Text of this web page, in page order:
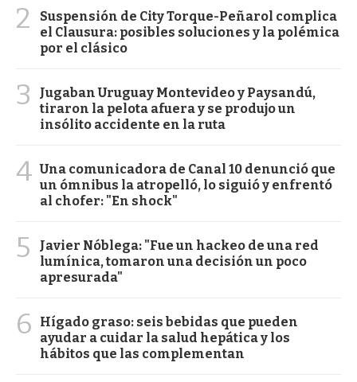
2
Suspensión de City Torque-Peñarol complica
el Clausura: posibles soluciones y la polémica
por el clásico
3
Jugaban Uruguay Montevideo y Paysandú,
tiraron la pelota afuera y se produjo un
insólito accidente en la ruta
4 Una comunicadora de Canal 10 denunció que
un ómnibus la atropelló, lo siguió y enfrentó
al chofer: "En shock"
5
Javier Nóblega: "Fue un hackeo de una red
lumínica, tomaron una decisión un poco
apresurada"
6
Hígado graso: seis bebidas que pueden
ayudar a cuidar la salud hepática y los
hábitos que las complementan